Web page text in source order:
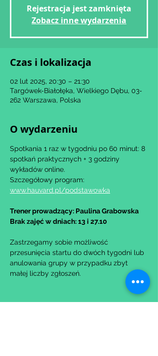
Rejestracja jest zamknięta
Zobacz inne wydarzenia
Czas i lokalizacja
02 lut 2025, 20:30 – 21:30
Targówek-Białołęka, Wielkiego Dębu, 03-
262 Warszawa, Polska
O wydarzeniu
Spotkania 1 raz w tygodniu po 60 minut: 8
spotkań praktycznych + 3 godziny
wykładów online.
Szczegółowy program:
www.hauvard.pl/podstawowka
Trener prowadzący: Paulina Grabowska
Brak zajęć w dniach: 13 i 27.10
Zastrzegamy sobie możliwość
przesunięcia startu do dwóch tygodni lub
anulowania grupy w przypadku zbyt
małej liczby zgłoszeń.